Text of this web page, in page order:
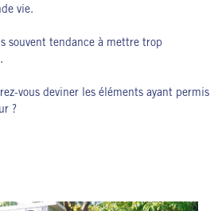
vie.
souvent tendance à mettre trop
vous deviner les éléments ayant permis
?